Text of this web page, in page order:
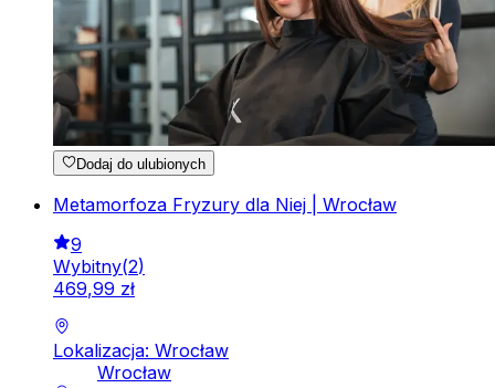
Dodaj do ulubionych
Metamorfoza Fryzury dla Niej | Wrocław
9
Wybitny(2)
469,99 zł
Lokalizacja: Wrocław
Wrocław